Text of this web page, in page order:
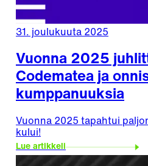
31. joulukuuta 2025
Vuonna 2025
Codematea ja
kumppanuuksia
Vuonna 2025 tapahtui
kului!
Lue artikkeli